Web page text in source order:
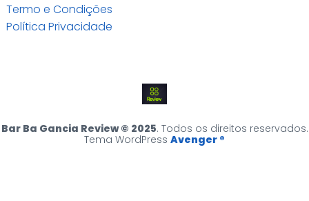
Termo e Condições
Política Privacidade
Bar Ba Gancia Review © 2025. Todos os direitos reservados.
Tema WordPress Avenger ®